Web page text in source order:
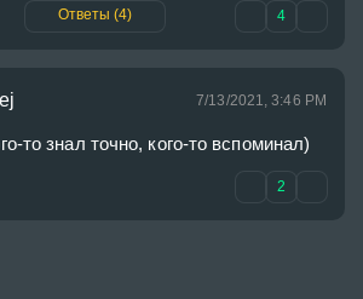
Ответы (4) 4
7/13/2021, 3:46 PM
то знал точно, кого-то вспоминал)
2